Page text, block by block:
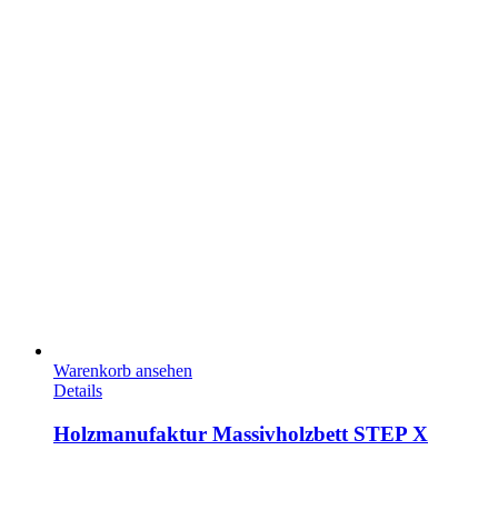
Warenkorb ansehen
Details
Holzmanufaktur Massivholzbett STEP X